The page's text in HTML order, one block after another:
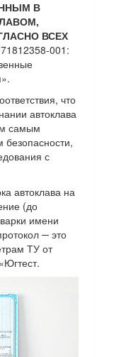
В
ВСЕХ
001:
что
автоклава
самым
с
автоклава на
(до
имени
─ это
ТУ от